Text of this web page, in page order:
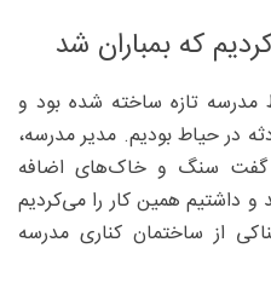
که بمباران شد
تازه ساخته شده بود و
در حیاط بودیم. مدیر مدرسه،
گفت سنگ و خاک‌های اضافه
و داشتیم همین کار را می‌کردیم
از ساختمان کناری مدرسه